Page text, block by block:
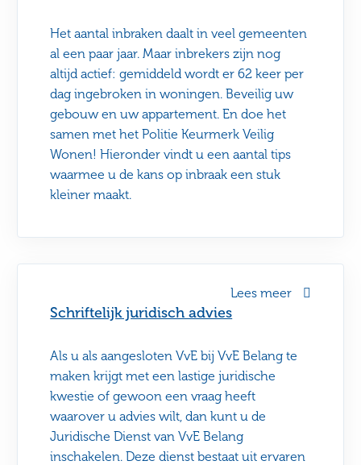
Schriftelijk juridisch advies
Als u als aangesloten VvE bij VvE Belang te
maken krijgt met een lastige juridische
kwestie of gewoon een vraag heeft
waarover u advies wilt, dan kunt u de
Juridische Dienst van VvE Belang
inschakelen. Deze dienst bestaat uit ervaren
Lees meer
Het aantal inbraken daalt in veel gemeenten
al een paar jaar. Maar inbrekers zijn nog
altijd actief: gemiddeld wordt er 62 keer per
dag ingebroken in woningen. Beveilig uw
gebouw en uw appartement. En doe het
samen met het Politie Keurmerk Veilig
Wonen! Hieronder vindt u een aantal tips
waarmee u de kans op inbraak een stuk
kleiner maakt.